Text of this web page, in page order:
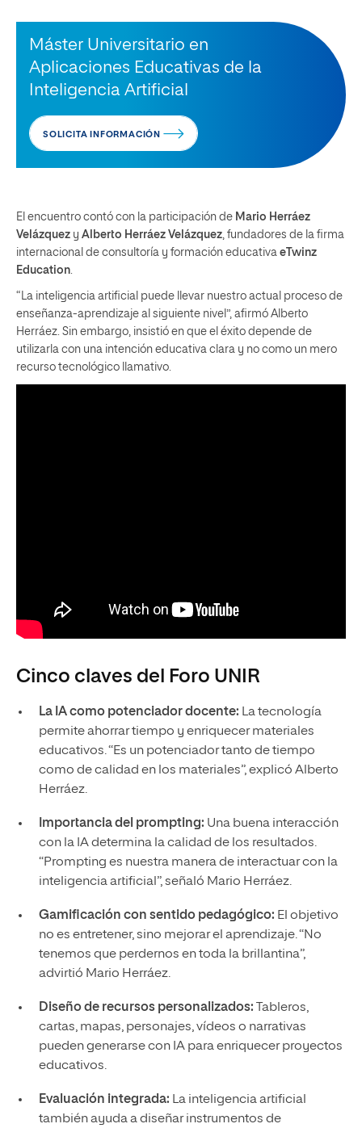
Máster Universitario en
Aplicaciones Educativas de la
Inteligencia Artificial
SOLICITA INFORMACIÓN
El encuentro contó con la participación de Mario Herráez
Velázquez y Alberto Herráez Velázquez , fundadores de la firma
internacional de consultoría y formación educativa eTwinz
Education
“La inteligencia artificial puede llevar nuestro actual proceso de
enseñanza-aprendizaje al siguiente nivel”, afirmó Alberto
Herráez. Sin embargo, insistió en que el éxito depende de
utilizarla con una intención educativa clara y no como un mero
recurso tecnológico llamativo.
Cinco claves del Foro UNIR
La IA como potenciador docente: La tecnología
permite ahorrar tiempo y enriquecer materiales
educativos. “Es un potenciador tanto de tiempo
como de calidad en los materiales”, explicó Alberto
Herráez.
Importancia del prompting: Una buena interacción
con la IA determina la calidad de los resultados.
“Prompting es nuestra manera de interactuar con la
inteligencia artificial”, señaló Mario Herráez.
Gamificación con sentido pedagógico: El objetivo
no es entretener, sino mejorar el aprendizaje. “No
tenemos que perdernos en toda la brillantina”,
advirtió Mario Herráez.
Diseño de recursos personalizados: Tableros,
cartas, mapas, personajes, vídeos o narrativas
pueden generarse con IA para enriquecer proyectos
educativos.
Evaluación integrada: La inteligencia artificial
también ayuda a diseñar instrumentos de